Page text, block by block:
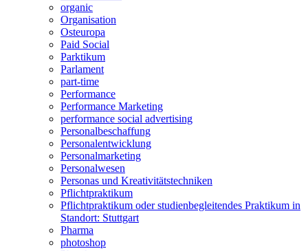
organic
Organisation
Osteuropa
Paid Social
Parktikum
Parlament
part-time
Performance
Performance Marketing
performance social advertising
Personalbeschaffung
Personalentwicklung
Personalmarketing
Personalwesen
Personas und Kreativitätstechniken
Pflichtpraktikum
Pflichtpraktikum oder studienbegleitendes Praktikum in
Standort: Stuttgart
Pharma
photoshop